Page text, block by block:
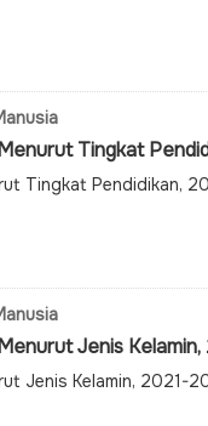
Tingkat
Tingkat Pendidikan,
Jenis Kelamin,
Jenis Kelamin, 2021-